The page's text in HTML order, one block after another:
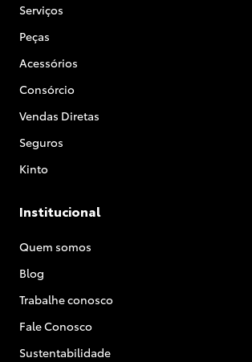
Serviços
Peças
Acessórios
Consórcio
Vendas Diretas
Seguros
Kinto
Institucional
Quem somos
Blog
Trabalhe conosco
Fale Conosco
Sustentabilidade